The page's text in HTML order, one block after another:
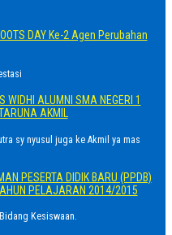
DAY Ke-2 Agen Perubahan
WIDHI ALUMNI SMA NEGERI 1
AKMIL
sy nyusul juga ke Akmil ya mas
PESERTA DIDIK BARU (PPDB)
PELAJARAN 2014/2015
Kesiswaan.